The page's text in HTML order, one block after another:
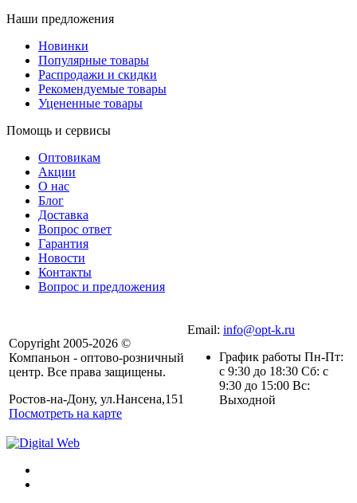
Наши предложения
Новинки
Популярные товары
Распродажи и скидки
Рекомендуемые товары
Уцененные товары
Помощь и сервисы
Оптовикам
Акции
О нас
Блог
Доставка
Вопрос ответ
Гарантия
Новости
Контакты
Вопрос и предложения
Copyright 2005-2026 ©
Компаньон - оптово-розничный
центр. Все права защищены.
Ростов-на-Дону, ул.Нансена,151
Посмотреть на карте
Email: info@opt-k.ru
График работы Пн-Пт:
с 9:30 до 18:30 Сб: с
9:30 до 15:00 Вс:
Выходной